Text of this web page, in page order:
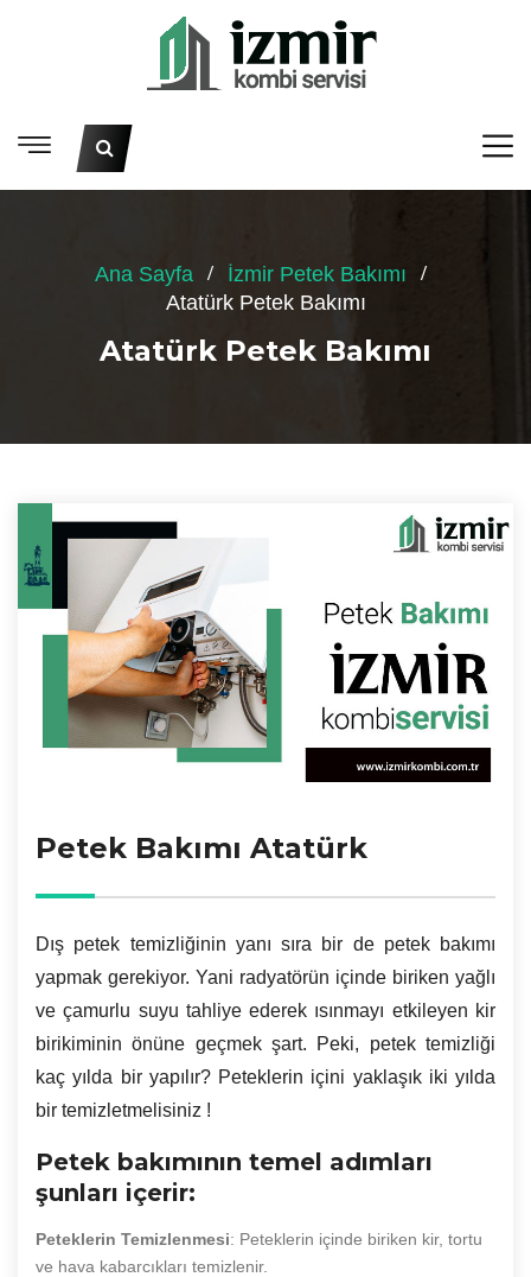
Ana Sayfa
İzmir Petek Bakımı
Atatürk Petek Bakımı
Atatürk Petek Bakımı
Petek Bakımı Atatürk
Dış petek temizliğinin yanı sıra bir de petek bakımı
yapmak gerekiyor. Yani radyatörün içinde biriken yağlı
ve çamurlu suyu tahliye ederek ısınmayı etkileyen kir
birikiminin önüne geçmek şart. Peki, petek temizliği
kaç yılda bir yapılır? Peteklerin içini yaklaşık iki yılda
bir temizletmelisiniz !
Petek bakımının temel adımları
şunları içerir:
Peteklerin Temizlenmesi: Peteklerin içinde biriken kir, tortu
ve hava kabarcıkları temizlenir.